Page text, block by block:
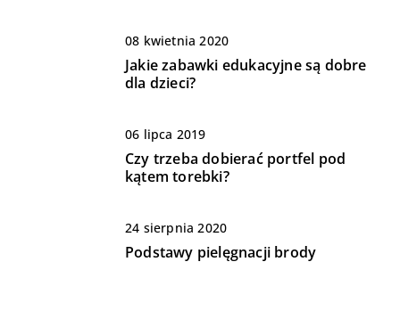
08 kwietnia 2020
Jakie zabawki edukacyjne są dobre
dla dzieci?
06 lipca 2019
Czy trzeba dobierać portfel pod
kątem torebki?
24 sierpnia 2020
Podstawy pielęgnacji brody